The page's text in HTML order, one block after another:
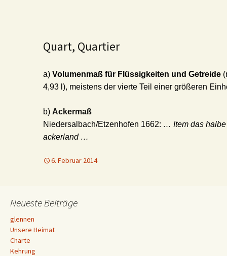
Quart, Quartier
a) Volumenmaß für Flüssigkeiten und Getreide
4,93 l), meistens der vierte Teil einer größeren
b) Ackermaß
Niedersalbach/Etzenhofen 1662: … Item das
ackerland …
6. Februar 2014
Neueste Beiträge
glennen
Unsere Heimat
Charte
Kehrung